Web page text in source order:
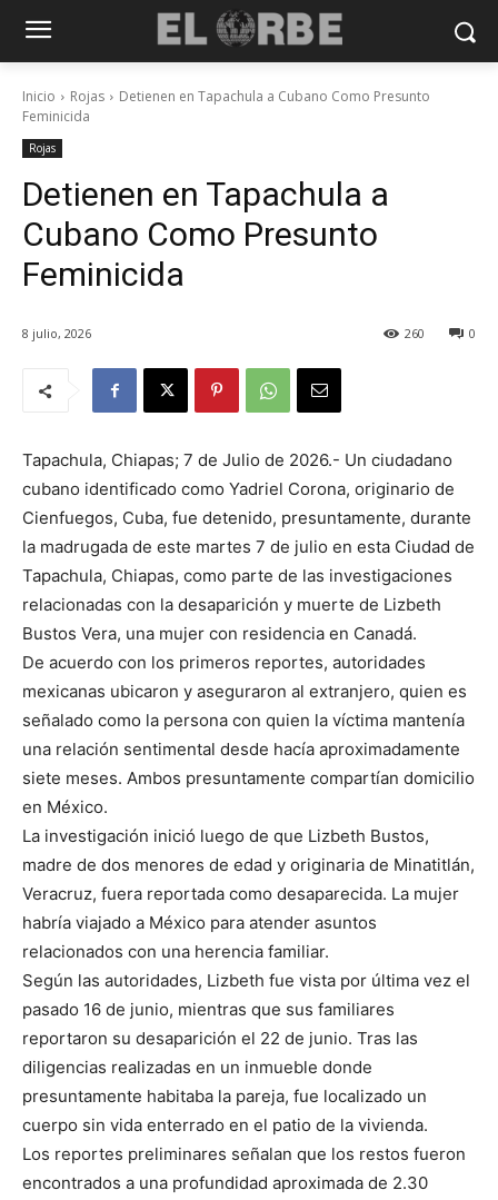
Inicio Rojas
Detienen en Tapachula a Cubano Como Presunto
Feminicida
Rojas
Detienen en Tapachula a
Cubano Como Presunto
Feminicida
8 julio, 2026 0
260
Tapachula, Chiapas; 7 de Julio de 2026.- Un ciudadano
cubano identificado como Yadriel Corona, originario de
Cienfuegos, Cuba, fue detenido, presuntamente, durante
la madrugada de este martes 7 de julio en esta Ciudad de
Tapachula, Chiapas, como parte de las investigaciones
relacionadas con la desaparición y muerte de Lizbeth
Bustos Vera, una mujer con residencia en Canadá.
De acuerdo con los primeros reportes, autoridades
mexicanas ubicaron y aseguraron al extranjero, quien es
señalado como la persona con quien la víctima mantenía
una relación sentimental desde hacía aproximadamente
siete meses. Ambos presuntamente compartían domicilio
en México.
La investigación inició luego de que Lizbeth Bustos,
madre de dos menores de edad y originaria de Minatitlán,
Veracruz, fuera reportada como desaparecida. La mujer
habría viajado a México para atender asuntos
relacionados con una herencia familiar.
Según las autoridades, Lizbeth fue vista por última vez el
pasado 16 de junio, mientras que sus familiares
reportaron su desaparición el 22 de junio. Tras las
diligencias realizadas en un inmueble donde
presuntamente habitaba la pareja, fue localizado un
cuerpo sin vida enterrado en el patio de la vivienda.
Los reportes preliminares señalan que los restos fueron
encontrados a una profundidad aproximada de 2.30